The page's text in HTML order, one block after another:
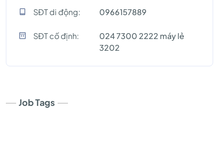
SĐT di động: 0966157889
SĐT cố định:
024 7300 2222 máy lẻ
3202
Job Tags